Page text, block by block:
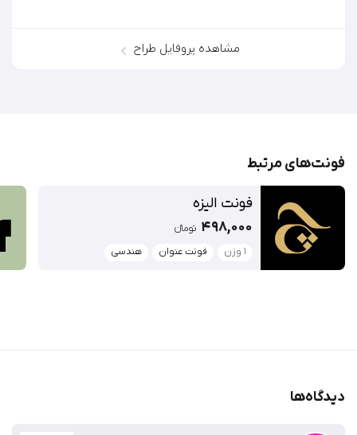
مشاهده پروفایل طراح
فونت‌‌های مرتبط
فونت الیزه
498,000 تومان‫ء‬‫
1 وزن
فونت عنوان هندسی
دیدگاه‌ها